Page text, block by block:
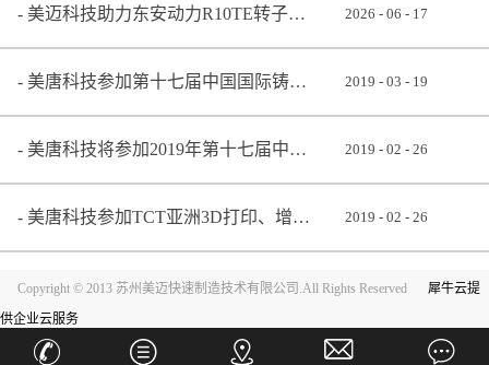
美迈科技助力东安动力R10TE转子发动机成功点火 2026 - 06 - 17
美唐科技参加第十七届中国国际铸造博览会 2019 - 03 - 19
美唐科技将参加2019年第十七届中国国际铸造博览会 2019 - 02 - 26
美唐科技参加TCT亚洲3D打印、增材制造展览会 2019 - 02 - 26
Copyright © 2013 苏州美迈快速制造技术有限公司.All Rights Reserved
犀牛云提
供企业云服务